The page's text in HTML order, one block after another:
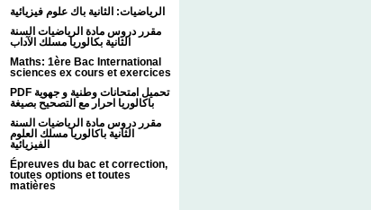
الرياضيات: الثانية باك علوم فيزيائية
مقرر دروس مادة الرياضيات السنة
الثانية بكالوريا مسلك الآداب
Maths: 1ère Bac International
sciences ex cours et exercices
PDF تحميل امتحانات وطنية و جهوية
باكالوريا احرار مع التصحيح بصيغة
مقرر دروس مادة الرياضيات السنة
الثانية باكالوريا مسلك العلوم
الفيزيائية
Épreuves du bac et correction,
toutes options et toutes
matières